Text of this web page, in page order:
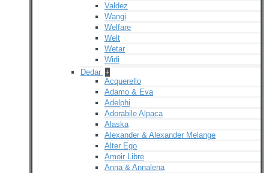
Valdez
Wangi
Welfare
Welt
Wetar
Widi
Dedar +
Acquerello
Adamo & Eva
Adelphi
Adorabile Alpaca
Alaska
Alexander & Alexander Melange
Alter Ego
Amoir Libre
Anna & Annalena